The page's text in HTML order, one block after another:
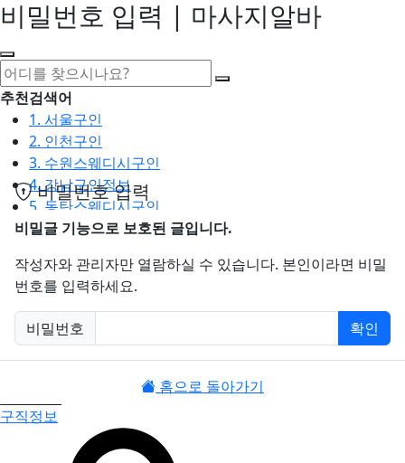
비밀번호 입력 | 마사지알바
추천검색어
1. 서울구인
2. 인천구인
3. 수원스웨디시구인
4. 강남구인정보
5. 동탄스웨디시구인
최근검색어
1. 일산마사지구인
2. 성남아로마구인
3. 스웨디시구인
4. 안산스웨디시구인
5. 아로마구인
구직정보
비밀번호 입력
비밀글 기능으로 보호된 글입니다.
작성자와 관리자만 열람하실 수 있습니다. 본인이라면 비밀
번호를 입력하세요.
비밀번호
필수 확인
홈으로 돌아가기